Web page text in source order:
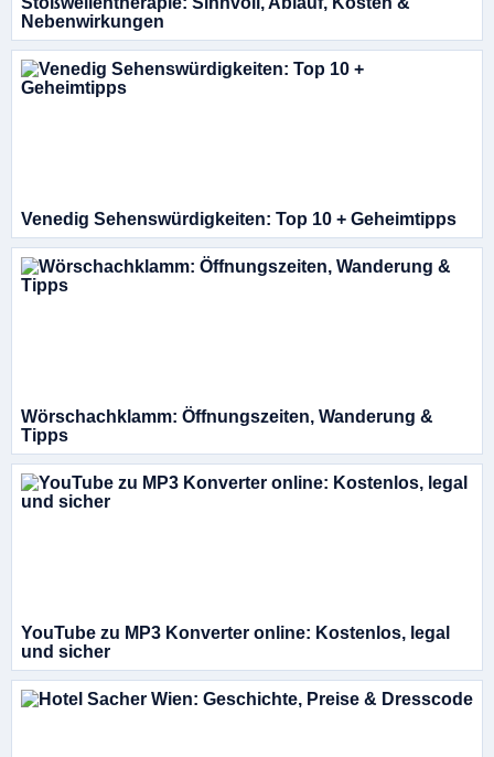
Nebenwirkungen
Venedig Sehenswürdigkeiten: Top 10 + Geheimtipps
Wörschachklamm: Öffnungszeiten, Wanderung &
Tipps
YouTube zu MP3 Konverter online: Kostenlos, legal
und sicher